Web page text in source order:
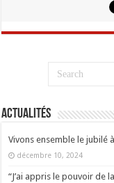
Actualités
Vivons ensemble le jubilé
décembre 10, 2024
“J’ai appris le pouvoir de